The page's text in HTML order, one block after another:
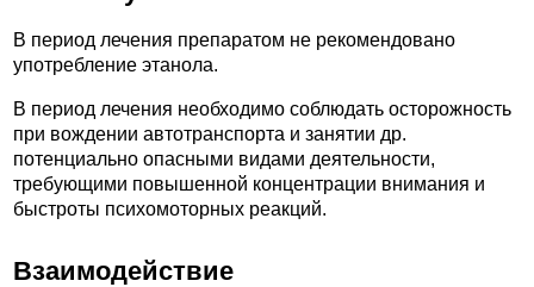
В период лечения препаратом не рекомендовано
употребление этанола.
В период лечения необходимо соблюдать осторожность
при вождении автотранспорта и занятии др.
потенциально опасными видами деятельности,
требующими повышенной концентрации внимания и
быстроты психомоторных реакций.
Взаимодействие